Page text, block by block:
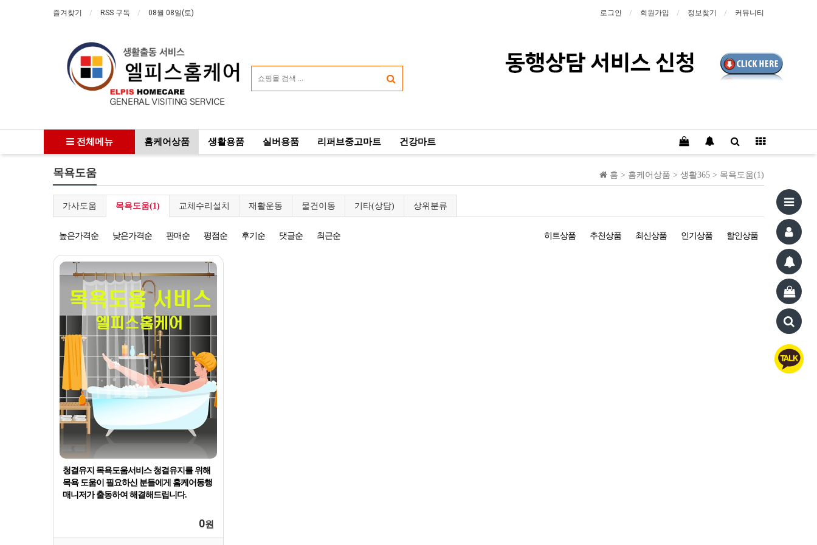
즐겨찾기 RSS 구독 08월 08일(토) 로그인 회원가입 정보찾기 커뮤니티
전체메뉴 홈케어상품 생활용품 실버용품 리퍼브중고마트 건강마트
홈 > 홈케어상품 > 생활365 > 목욕도움(1)
목욕도움
가사도움 목욕도움(1) 교체수리설치 재활운동 물건이동 기타(상담) 상위분류
높은가격순 낮은가격순 판매순 평점순 후기순 댓글순 최근순 히트상품 추천상품 최신상품 인기상품 할인상품
청결유지 목욕도움서비스 청결유지를 위해
목욕 도움이 필요하신 분들에게 홈케어동행
매니저가 출동하여 해결해드립니다.
0원